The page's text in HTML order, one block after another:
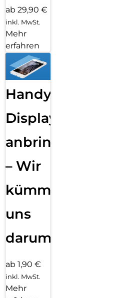
ab 29,90 €
inkl. MwSt.
Mehr
erfahren
Handy
Displayfolie
anbringen
– Wir
kümmern
uns
darum!
ab 1,90 €
inkl. MwSt.
Mehr